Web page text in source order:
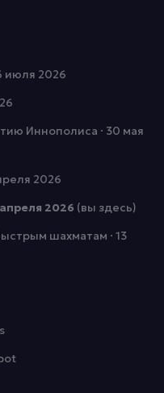
июля 2026
Иннополиса · 30 мая
2026
2026 (вы здесь)
шахматам · 13